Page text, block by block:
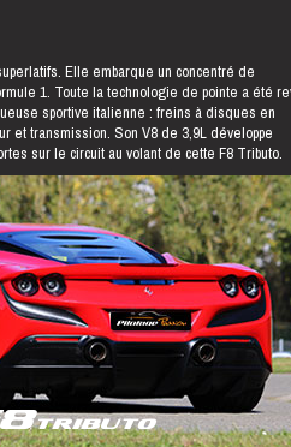
Elle embarque un concentré de
1. Toute la technologie de pointe a été
sportive italienne : freins à disques en
et transmission. Son V8 de 3,9L développe
sur le circuit au volant de cette F8 Tributo.